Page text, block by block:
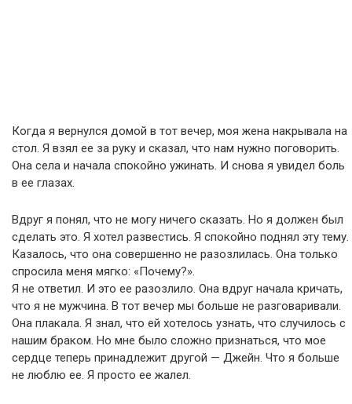
Когда я вернулся домой в тот вечер, моя жена накрывала на
стол. Я взял ее за руку и сказал, что нам нужно поговорить.
Она села и начала спокойно ужинать. И снова я увидел боль
в ее глазах.
Вдруг я понял, что не могу ничего сказать. Но я должен был
сделать это. Я хотел развестись. Я спокойно поднял эту тему.
Казалось, что она совершенно не разозлилась. Она только
спросила меня мягко: «Почему?».
Я не ответил. И это ее разозлило. Она вдруг начала кричать,
что я не мужчина. В тот вечер мы больше не разговаривали.
Она плакала. Я знал, что ей хотелось узнать, что случилось с
нашим браком. Но мне было сложно признаться, что мое
сердце теперь принадлежит другой — Джейн. Что я больше
не люблю ее. Я просто ее жалел.